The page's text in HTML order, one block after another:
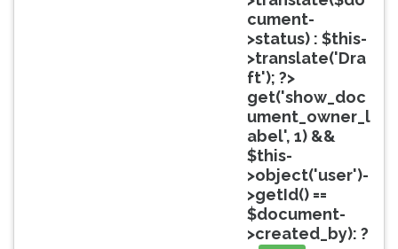
cument-
>status) : $this-
>translate('Dra
ft'); ?>
get('show_doc
ument_owner_l
abel', 1) &&
$this-
>object('user')-
>getId() ==
$document-
>created_by): ?